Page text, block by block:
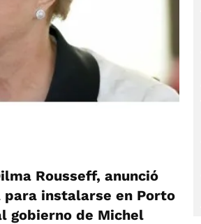
Rousseff, anunció
instalarse en Porto
gobierno de Michel